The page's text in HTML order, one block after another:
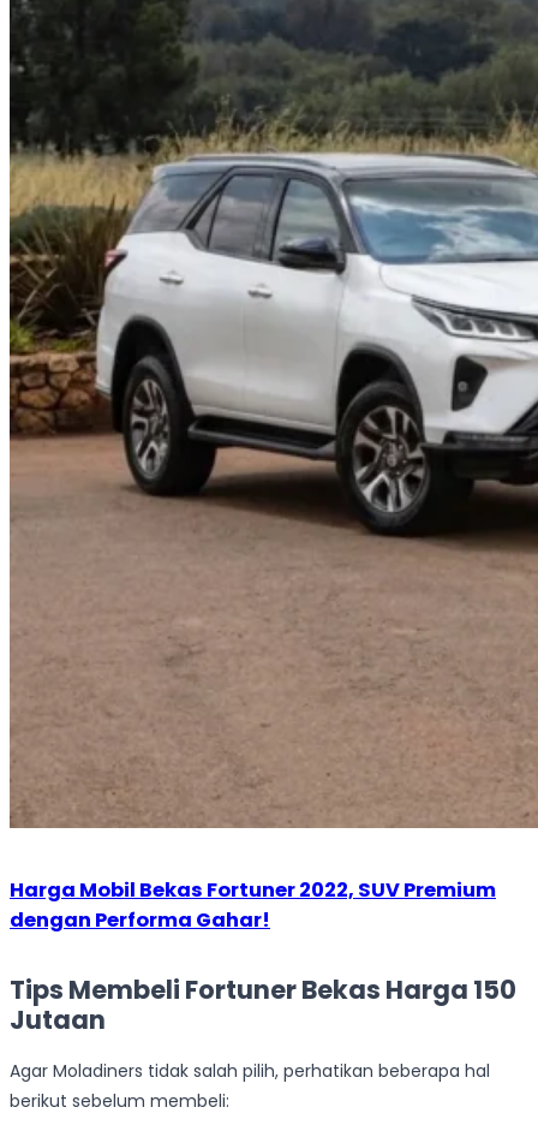
Harga Mobil Bekas Fortuner 2022, SUV Premium
dengan Performa Gahar!
Tips Membeli Fortuner Bekas Harga 150
Jutaan
Agar Moladiners tidak salah pilih, perhatikan beberapa hal
berikut sebelum membeli: